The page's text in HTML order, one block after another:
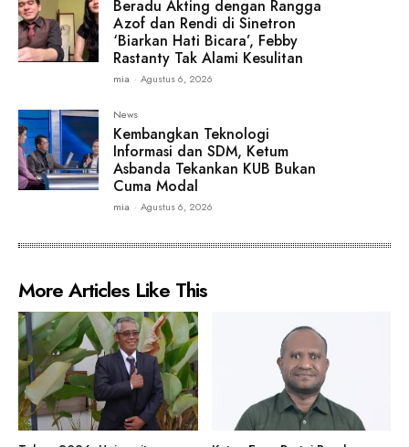
Beradu Akting dengan Rangga
Azof dan Rendi di Sinetron
‘Biarkan Hati Bicara’, Febby
Rastanty Tak Alami Kesulitan
mia - Agustus 6, 2026
News
Kembangkan Teknologi
Informasi dan SDM, Ketum
Asbanda Tekankan KUB Bukan
Cuma Modal
mia - Agustus 6, 2026
More Articles Like This